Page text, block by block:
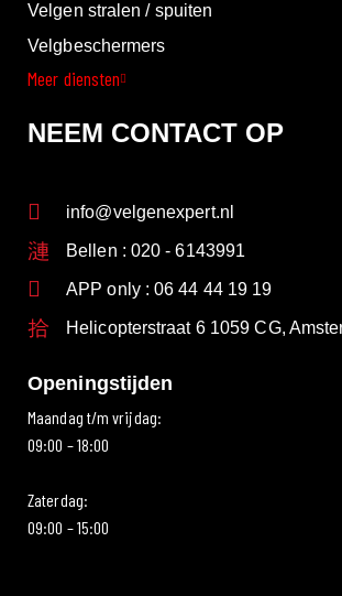
Velgen stralen / spuiten
Velgbeschermers
Meer diensten
NEEM CONTACT OP
info@velgenexpert.nl
Bellen : 020 - 6143991
APP only : 06 44 44 19 19
Helicopterstraat 6 1059 CG,
Openingstijden
Maandag t/m vrijdag:
09:00 – 18:00
Zaterdag:
09:00 – 15:00